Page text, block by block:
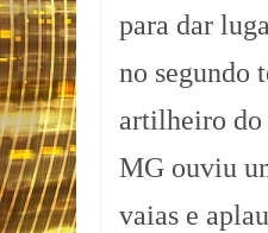
para dar
no segundo
artilheiro
MG ouviu
vaias e